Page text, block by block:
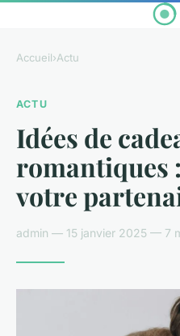
Accueil›Actu
ACTU
Idées de
romantiques
votre
admin — 15 janvier 2025 — 7